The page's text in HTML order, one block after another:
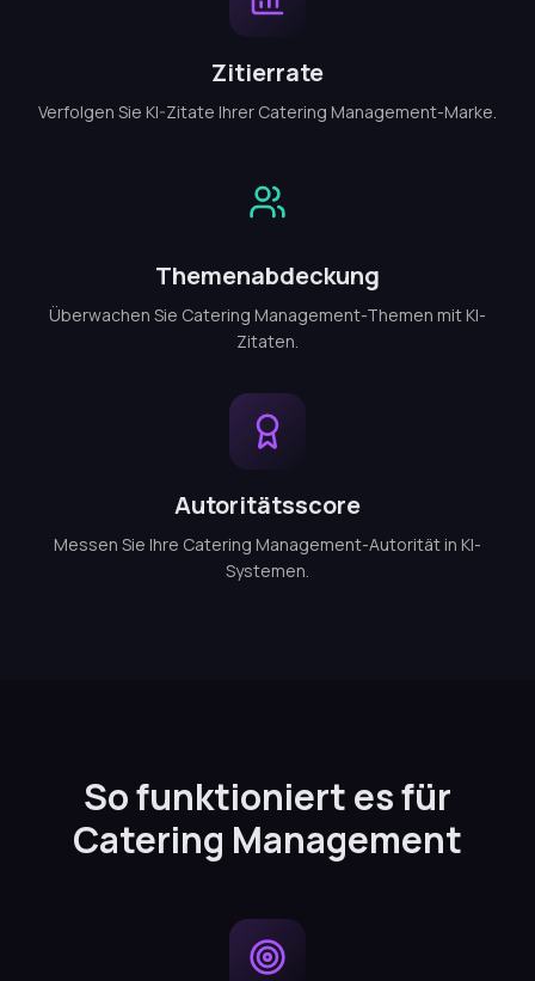
Zitierrate
Verfolgen Sie KI-Zitate Ihrer Catering Management-Marke.
Themenabdeckung
Überwachen Sie Catering Management-Themen mit KI-
Zitaten.
Autoritätsscore
Messen Sie Ihre Catering Management-Autorität in KI-
Systemen.
So funktioniert es für
Catering Management